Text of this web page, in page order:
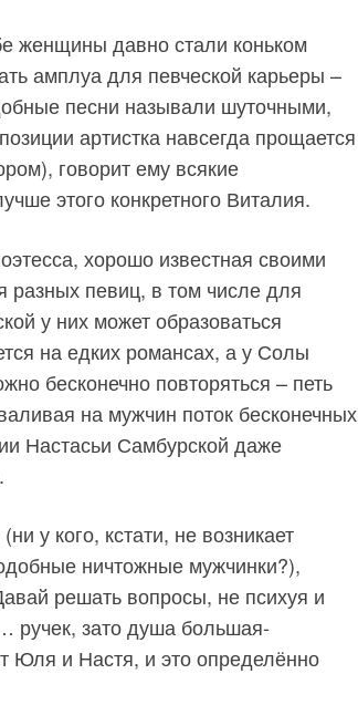
женщины давно стали коньком
амплуа для певческой карьеры –
песни называли шуточными,
артистка навсегда прощается
говорит ему всякие
этого конкретного Виталия.
хорошо известная своими
певиц, в том числе для
у них может образоваться
на едких романсах, а у Солы
бесконечно повторяться – петь
на мужчин поток бесконечных
Настасьи Самбурской даже
у кого, кстати, не возникает
ничтожные мужчинки?),
решать вопросы, не психуя и
ручек, зато душа большая-
Юля и Настя, и это определённо